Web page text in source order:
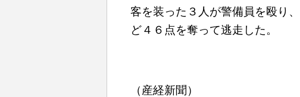
客を装った３人が警備員を殴り
ど４６点を奪って逃走した。
（産経新聞）